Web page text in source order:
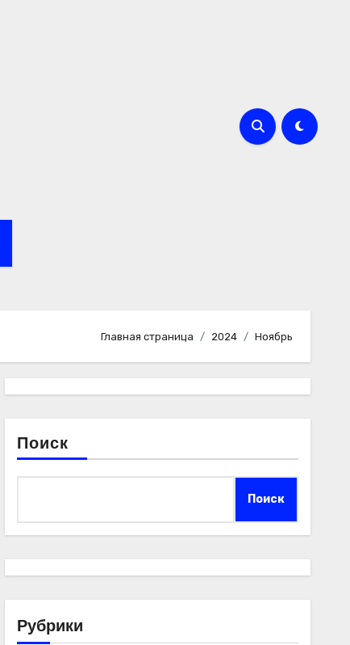
Главная страница 2024 Ноябрь
Поиск
Поиск
Рубрики